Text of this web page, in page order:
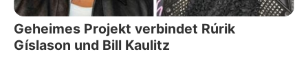
Geheimes Projekt verbindet Rúrik
Gíslason und Bill Kaulitz